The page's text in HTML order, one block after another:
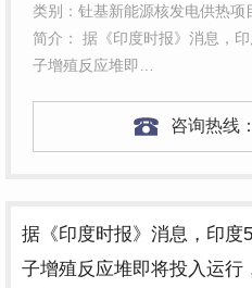
类别：钍基新能源核发电供热项
简介： 据《印度时报》消息，
子增殖反应堆即…
咨询热线：
据《印度时报》消息，印度
子增殖反应堆即将投入运行